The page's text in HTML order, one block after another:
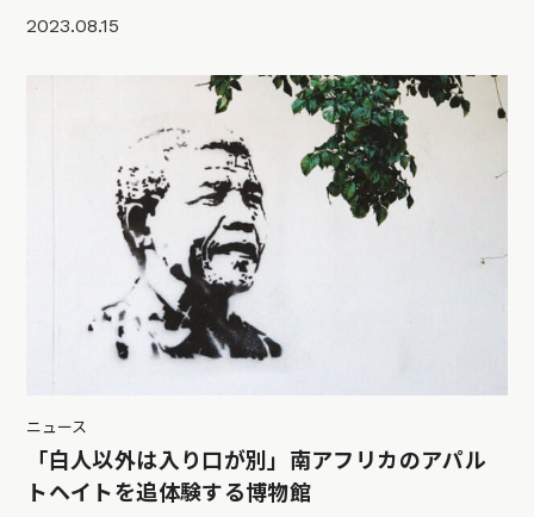
2023.08.15
ニュース
「白人以外は入り口が別」南アフリカのアパル
トヘイトを追体験する博物館